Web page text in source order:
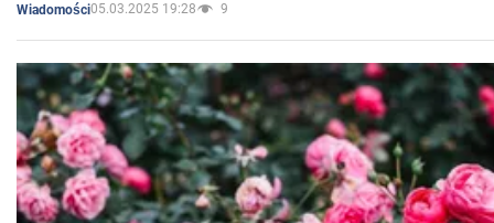
Wiadomości05.03.2025 19:28 9